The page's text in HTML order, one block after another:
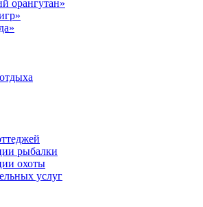
орангутан»
рыбалки
охоты
услуг